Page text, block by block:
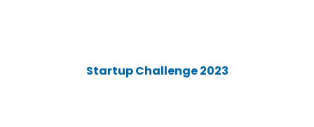
Startup Challenge 2023